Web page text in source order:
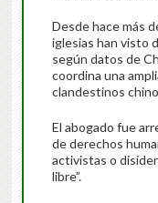
Desde hace más
iglesias han visto
según datos de
coordina una
clandestinos
El abogado fue
de derechos
activistas o
libre”.